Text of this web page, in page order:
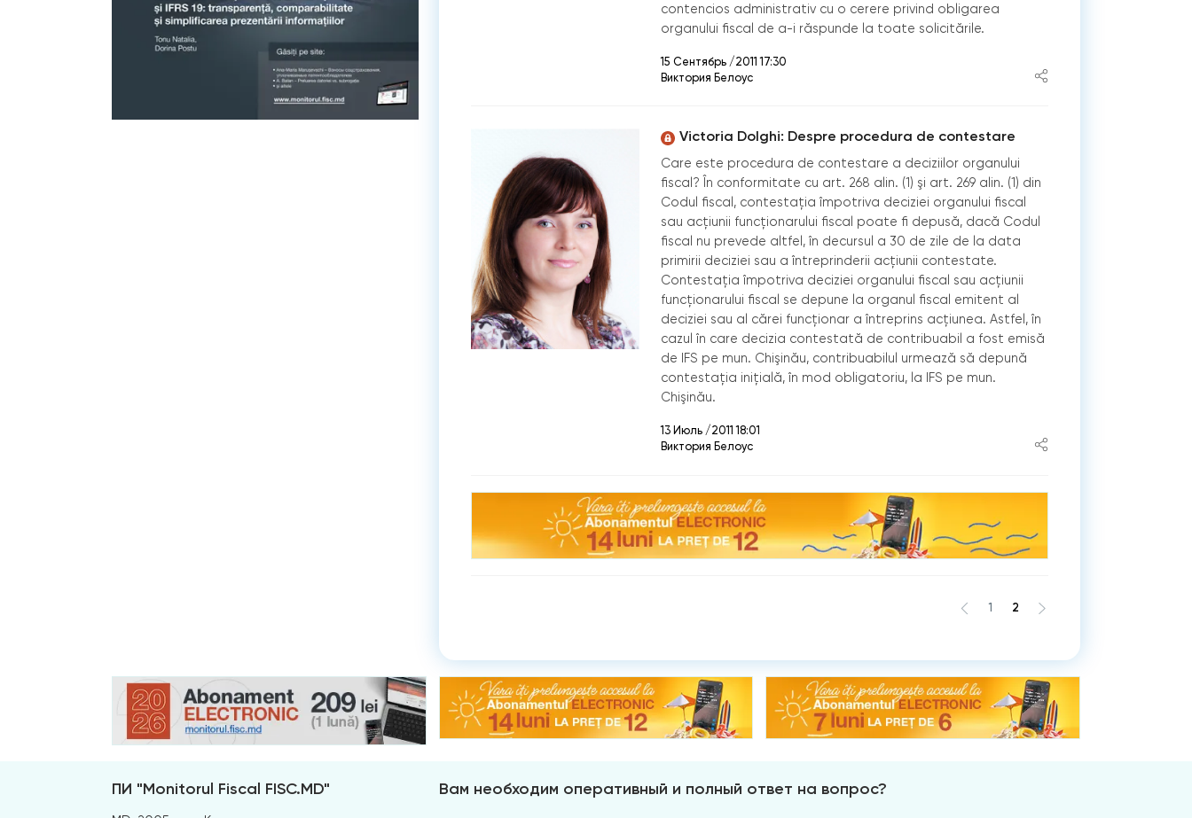
contencios administrativ cu o cerere privind obligarea
organului fiscal de a-i răspunde la toate solicitările.
15 Сентябрь /2011 17:30
Виктория Белоус
Victoria Dolghi: Despre procedura de contestare
Care este procedura de contestare a deciziilor organului
fiscal? În conformitate cu art. 268 alin. (1) şi art. 269 alin. (1) din
Codul fiscal, contestaţia împotriva deciziei organului fiscal
sau acţiunii funcţionarului fiscal poate fi depusă, dacă Codul
fiscal nu prevede altfel, în decursul a 30 de zile de la data
primirii deciziei sau a întreprinderii acţiunii contestate.
Contestaţia împotriva deciziei organului fiscal sau acţiunii
funcţionarului fiscal se depune la organul fiscal emitent al
deciziei sau al cărei funcţionar a întreprins acţiunea. Astfel, în
cazul în care decizia contestată de contribuabil a fost emisă
de IFS pe mun. Chişinău, contribuabilul urmează să depună
contestaţia iniţială, în mod obligatoriu, la IFS pe mun.
Chişinău.
13 Июль /2011 18:01
Виктория Белоус
1 2
ПИ "Monitorul Fiscal FISC.MD" Вам необходим оперативный и полный ответ на вопрос?